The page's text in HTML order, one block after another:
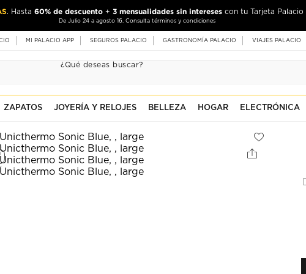
. Hasta 60% de descuento + 3 mensualidades sin intereses con tu Tarjeta Palacio
De Julio 24 a agosto 16. Consulta términos y condiciones
MI PALACIO APP SEGUROS PALACIO GASTRONOMÍA PALACIO VIAJES PALACIO
ZAPATOS JOYERÍA Y RELOJES BELLEZA HOGAR ELECTRÓNICA